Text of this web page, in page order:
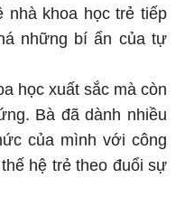
nhà khoa học trẻ tiếp
những bí ẩn của tự
học xuất sắc mà còn
Bà đã dành nhiều
của mình với công
hệ trẻ theo đuổi sự